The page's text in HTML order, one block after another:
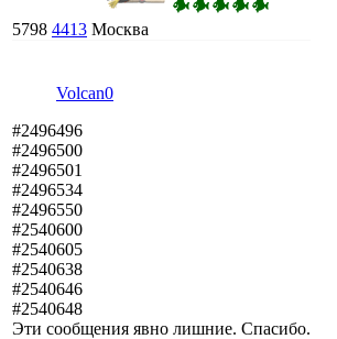
5798 4413 Москва
Volcan0
#2496496
#2496500
#2496501
#2496534
#2496550
#2540600
#2540605
#2540638
#2540646
#2540648
Эти сообщения явно лишние. Спасибо.